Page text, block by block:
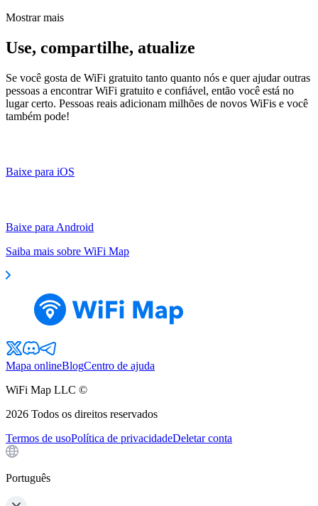
Mostrar mais
Use, compartilhe, atualize
Se você gosta de WiFi gratuito tanto quanto nós e quer ajudar outras
pessoas a encontrar WiFi gratuito e confiável, então você está no
lugar certo. Pessoas reais adicionam milhões de novos WiFis e você
também pode!
Baixe para iOS
Baixe para Android
Saiba mais sobre WiFi Map
Mapa onlineBlogCentro de ajuda
WiFi Map LLC ©
2026 Todos os direitos reservados
Termos de usoPolítica de privacidadeDeletar conta
Português